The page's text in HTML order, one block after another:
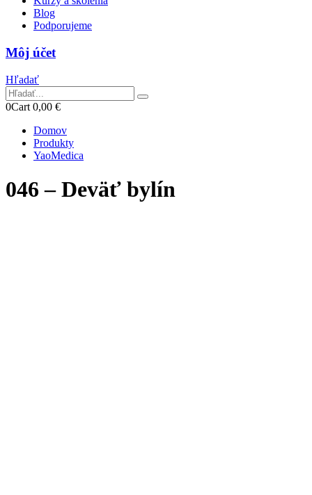
Blog
Podporujeme
Môj účet
Hľadať
0Cart 0,00 €
Domov
Produkty
YaoMedica
046 – Deväť bylín